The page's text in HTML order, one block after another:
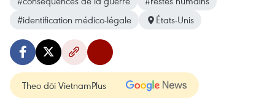
#identification médico-légale
États-Unis
Theo dõi VietnamPlus